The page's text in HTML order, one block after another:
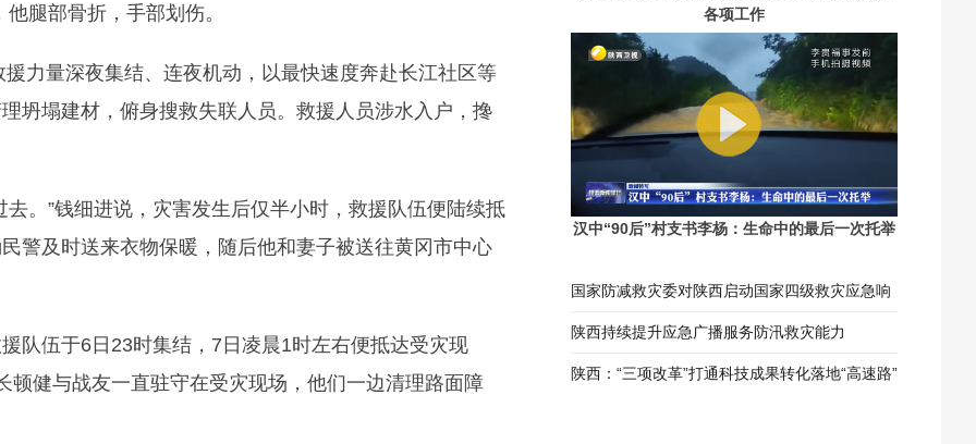
腿部骨折，手部划伤。
力量深夜集结、连夜机动，以最快速度奔赴长江社区等
坍塌建材，俯身搜救失联人员。救援人员涉水入户，搀
。”钱细进说，灾害发生后仅半小时，救援队伍便陆续抵
警及时送来衣物保暖，随后他和妻子被送往黄冈市中心
队伍于6日23时集结，7日凌晨1时左右便抵达受灾现
健与战友一直驻守在受灾现场，他们一边清理路面障
各项工作
汉中“90后”村支书李杨：生命中的最后一次托举
国家防减救灾委对陕西启动国家四级救灾应急响
应
陕西持续提升应急广播服务防汛救灾能力
陕西：“三项改革”打通科技成果转化落地“高速路”